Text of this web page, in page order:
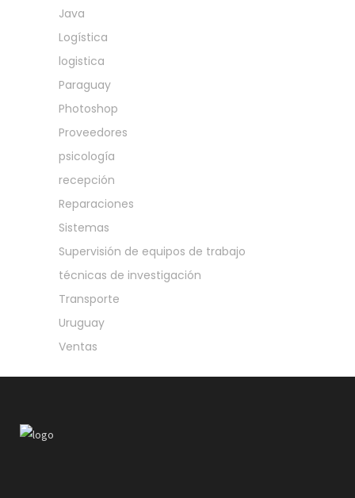
Java
Logística
logistica
Paraguay
Photoshop
Proveedores
psicología
recepción
Reparaciones
Sistemas
Supervisión de equipos de trabajo
técnicas de investigación
Transporte
Uruguay
Ventas